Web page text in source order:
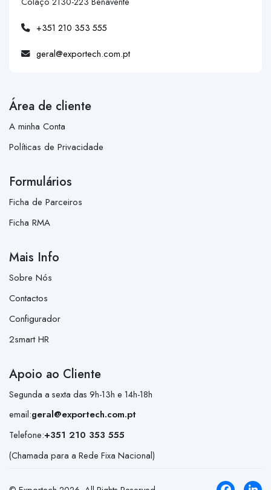
+351 210 353 555
geral@exportech.com.pt
Área de cliente
A minha Conta
Políticas de Privacidade
Formulários
Ficha de Parceiros
Ficha RMA
Mais Info
Sobre Nós
Contactos
Configurador
2smart HR
Apoio ao Cliente
Segunda a sexta das 9h-13h e 14h-18h
email:geral@exportech.com.pt
Telefone:+351 210 353 555
(Chamada para a Rede Fixa Nacional)